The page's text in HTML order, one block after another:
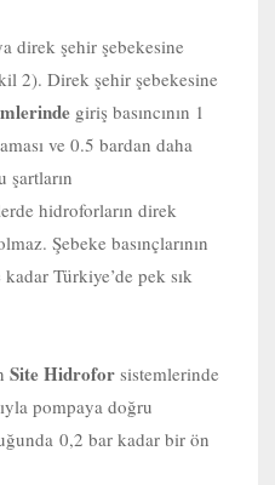
direk şehir şebekesine
2). Direk şehir şebekesine
giriş basıncının 1
ve 0.5 bardan daha
şartların
hidroforların direk
Şebeke basınçlarının
Türkiye’de pek sık
Site Hidrofor sistemlerinde
pompaya doğru
0,2 bar kadar bir ön